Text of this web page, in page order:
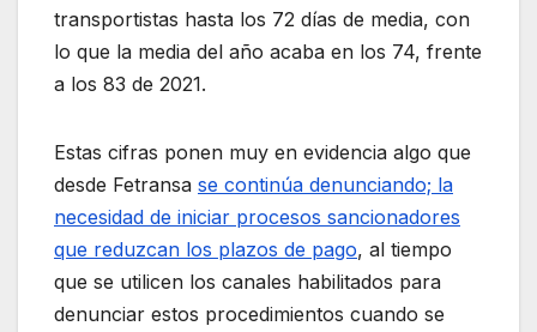
transportistas hasta los 72 días de media, con
lo que la media del año acaba en los 74, frente
a los 83 de 2021.
Estas cifras ponen muy en evidencia algo que
desde Fetransa se continúa denunciando; la
necesidad de iniciar procesos sancionadores
que reduzcan los plazos de pago, al tiempo
que se utilicen los canales habilitados para
denunciar estos procedimientos cuando se